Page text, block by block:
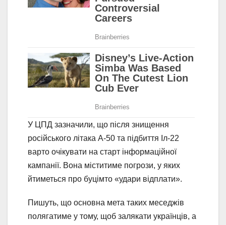
У ЦПД зазначили, що після знищення
російського літака А-50 та підбиття Іл-22
варто очікувати на старт інформаційної
кампанії. Вона міститиме погрози, у яких
йтиметься про буцімто «удари відплати».
Пишуть, що основна мета таких меседжів
полягатиме у тому, щоб залякати українців, а